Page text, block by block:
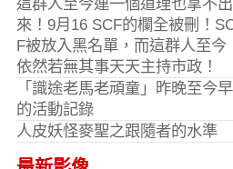
這群人至今連一個道理也拿不出
來！9月16 SCF的欄全被刪！
F被放入黑名單，而這群人至今
依然若無其事天天主持市政！
「識途老馬老頑童」昨晚至今早
的活動記錄
人皮妖怪麥聖之跟隨者的水準